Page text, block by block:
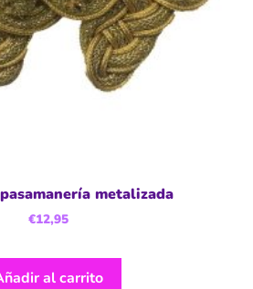
metalizada
€12,95
al carrito